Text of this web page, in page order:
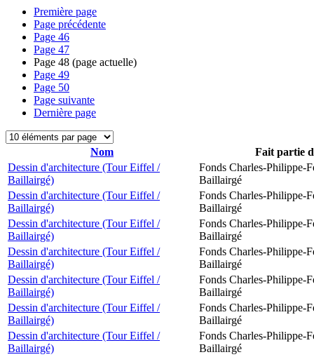
Première page
Page précédente
Page 46
Page 47
Page 48 (page actuelle)
Page 49
Page 50
Page suivante
Dernière page
Nom
Fait partie
Dessin d'architecture (Tour Eiffel /
Baillairgé)
Fonds Charles-Philippe-
Baillairgé
Dessin d'architecture (Tour Eiffel /
Baillairgé)
Fonds Charles-Philippe-
Baillairgé
Dessin d'architecture (Tour Eiffel /
Baillairgé)
Fonds Charles-Philippe-
Baillairgé
Dessin d'architecture (Tour Eiffel /
Baillairgé)
Fonds Charles-Philippe-
Baillairgé
Dessin d'architecture (Tour Eiffel /
Baillairgé)
Fonds Charles-Philippe-
Baillairgé
Dessin d'architecture (Tour Eiffel /
Baillairgé)
Fonds Charles-Philippe-
Baillairgé
Dessin d'architecture (Tour Eiffel /
Baillairgé)
Fonds Charles-Philippe-
Baillairgé